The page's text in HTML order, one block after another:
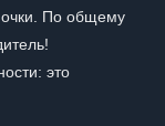
По общему
это